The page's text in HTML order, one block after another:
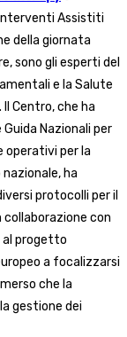
Assistiti
della giornata
sono gli esperti del
e la Salute
Centro, che ha
Nazionali per
operativi per la
ha
protocolli per il
con
al progetto
a focalizzarsi
che la
gestione dei